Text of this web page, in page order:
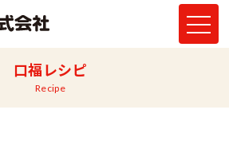
口福レシピ
Recipe